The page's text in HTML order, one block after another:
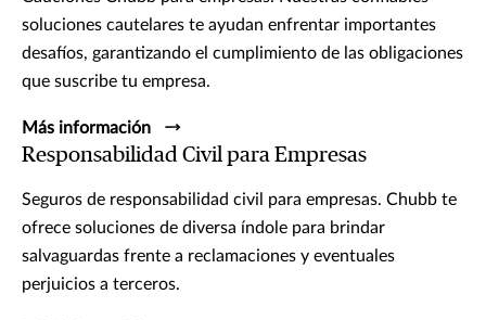
soluciones cautelares te ayudan enfrentar importantes
desafíos, garantizando el cumplimiento de las obligaciones
que suscribe tu empresa.
Más información
Responsabilidad Civil para Empresas
Seguros de responsabilidad civil para empresas. Chubb te
ofrece soluciones de diversa índole para brindar
salvaguardas frente a reclamaciones y eventuales
perjuicios a terceros.